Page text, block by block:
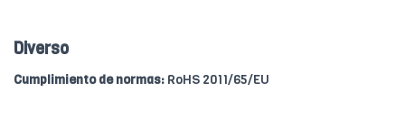
Diverso
Cumplimiento de normas: RoHS 2011/65/EU